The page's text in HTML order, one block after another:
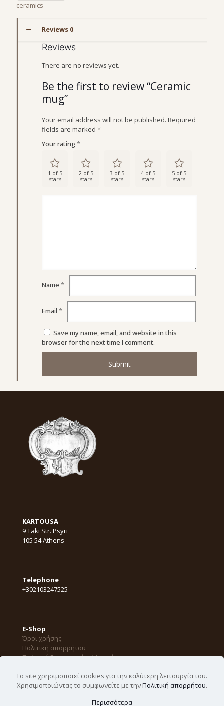
ceramics
Reviews 0
Reviews
There are no reviews yet.
Be the first to review “Ceramic
mug”
Your email address will not be published. Required
fields are marked *
Your rating*
1 of 5
stars
2 of 5
stars
3 of 5
stars
4 of 5
stars
5 of 5
stars
Name *
Email *
Save my name, email, and website in this
browser for the next time I comment.
KARTOUSA
9 Taki Str. Psyri
105 54 Athens
Telephone
+302103247525
E-Shop
Όροι χρήσης
Πολιτική απορρήτου
Πολιτική Επιστροφών / Ακυρώσεων
2026 ΚΑΡΤΟΥΣΑ. All Rights Reserved. Designed by
Το site χρησιμοποιεί cookies για την καλύτερη λειτουργία του.
Χρησιμοποιώντας το συμφωνείτε με τηνΠολιτική απορρήτου.
Περισσότερα